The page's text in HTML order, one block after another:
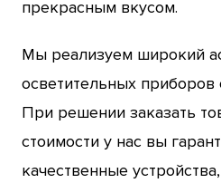
прекрасным вкусом.
Мы реализуем широкий
осветительных приборов
При решении заказать
стоимости у нас вы
качественные